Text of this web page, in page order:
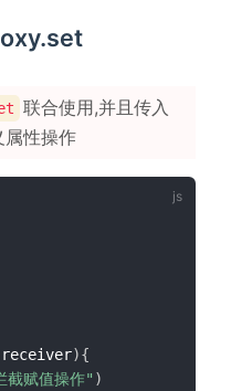
联合使用,并且传入
属性操作
receiver){
截赋值操作" )